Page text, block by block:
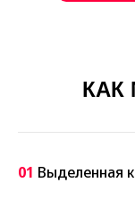
КАК
01 Выделенная